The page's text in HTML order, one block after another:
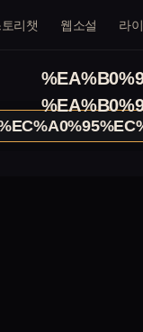
리챗 웹소설 라